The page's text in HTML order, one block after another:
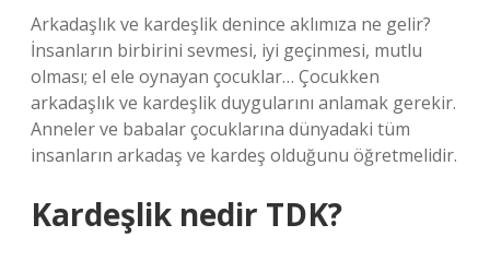
Arkadaşlık ve kardeşlik denince aklımıza ne gelir?
İnsanların birbirini sevmesi, iyi geçinmesi, mutlu
olması; el ele oynayan çocuklar… Çocukken
arkadaşlık ve kardeşlik duygularını anlamak gerekir.
Anneler ve babalar çocuklarına dünyadaki tüm
insanların arkadaş ve kardeş olduğunu öğretmelidir.
Kardeşlik nedir TDK?